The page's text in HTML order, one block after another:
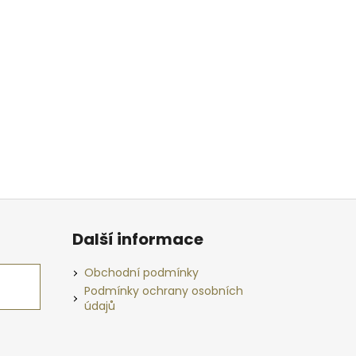
Další informace
Obchodní podmínky
Podmínky ochrany osobních
údajů